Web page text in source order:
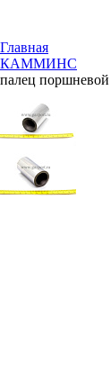
Главная
КАММИНС
палец